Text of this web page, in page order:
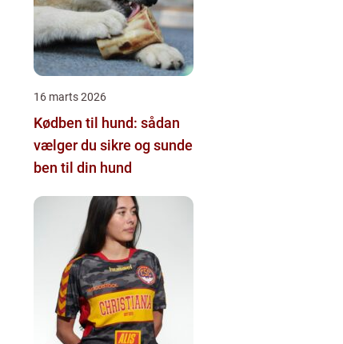
16 marts 2026
Kødben til hund: sådan
vælger du sikre og sunde
ben til din hund